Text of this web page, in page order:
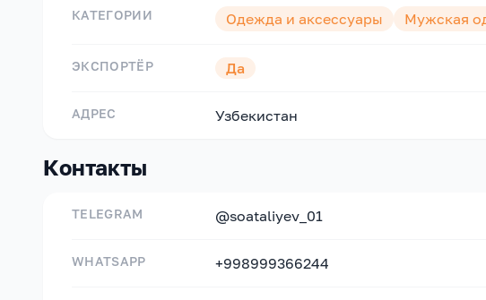
КАТЕГОРИИ Одежда и аксессуары Мужская
ЭКСПОРТЁР Да
АДРЕС Узбекистан
Контакты
TELEGRAM @soataliyev_01
WHATSAPP +998999366244